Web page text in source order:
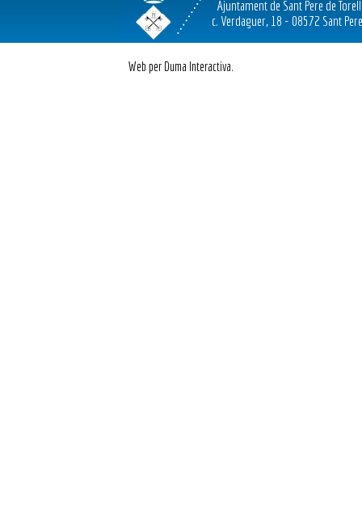
Ajuntament de Sant Pere de
c. Verdaguer, 18 - 08572 Sant
Web per Duma Interactiva.